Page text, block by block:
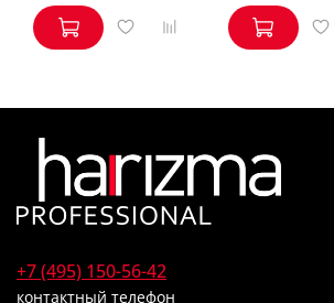
+7 (495) 150-56-42
контактный телефон